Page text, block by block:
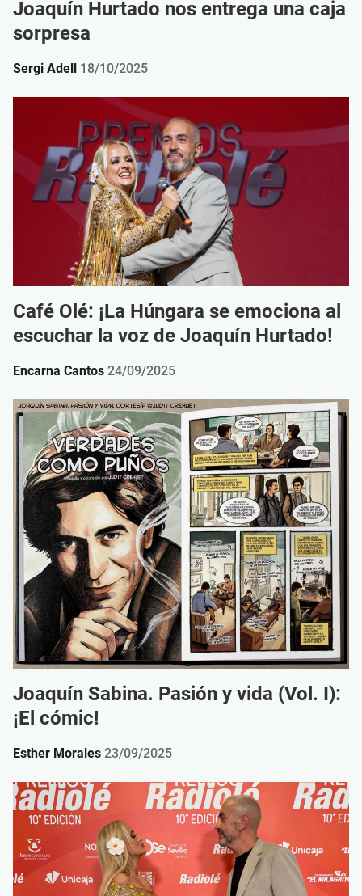
Joaquín Hurtado nos entrega una caja
sorpresa
Sergi Adell 18/10/2025
Café Olé: ¡La Húngara se emociona al
escuchar la voz de Joaquín Hurtado!
Encarna Cantos 24/09/2025
Joaquín Sabina. Pasión y vida (Vol. I):
¡El cómic!
Esther Morales 23/09/2025